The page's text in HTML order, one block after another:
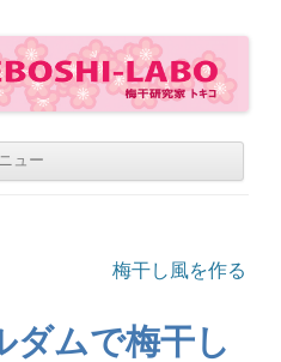
ュー
梅干し風を作る
ダムで梅干し